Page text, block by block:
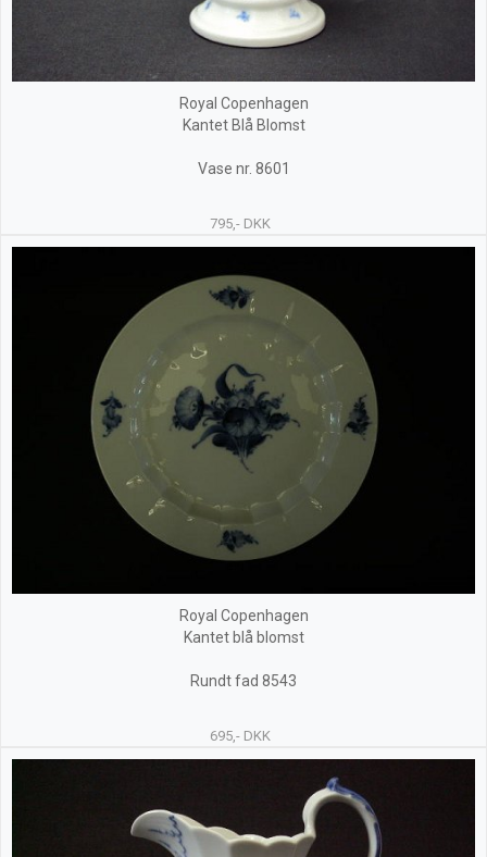
Royal Copenhagen
Kantet Blå Blomst
Vase nr. 8601
795,- DKK
Royal Copenhagen
Kantet blå blomst
Rundt fad 8543
695,- DKK